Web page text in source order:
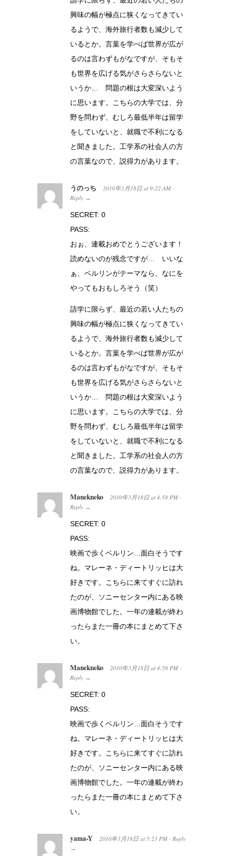
興味の幅が極点に狭くなってきてい
るようで、海外旅行者数も減少して
いるとか。言葉を学べば世界が広が
るのは言わずもがなですが、そもそ
も世界を広げる気がさらさらないと
いうか… 問題の根は大変深いよう
に思います。こちらの大学では、分
野を問わず、むしろ最低半年は留学
をしていないと、就職で不利になる
と聞きました。工学系の社会人の方
の言葉なので、説得力があります。
うのっち 2010年3月18日 at 9:22 AM ·
Reply →
SECRET: 0
PASS:
おぉ、連載おめでとうございます！
読めないのが残念ですが… いいな
ぁ、ベルリンがテーマなら、なにを
やってもおもしろそう（笑）
語学に限らず、最近の若い人たちの
興味の幅が極点に狭くなってきてい
るようで、海外旅行者数も減少して
いるとか。言葉を学べば世界が広が
るのは言わずもがなですが、そもそ
も世界を広げる気がさらさらないと
いうか… 問題の根は大変深いよう
に思います。こちらの大学では、分
野を問わず、むしろ最低半年は留学
をしていないと、就職で不利になる
と聞きました。工学系の社会人の方
の言葉なので、説得力があります。
Manekneko 2010年3月18日 at 4:58 PM ·
Reply →
SECRET: 0
PASS:
映画で歩くベルリン…面白そうです
ね。マレーネ・ディートリッヒは大
好きです。こちらに来てすぐに訪れ
たのが、ソニーセンター内にある映
画博物館でした。一年の連載が終わ
ったらまた一冊の本にまとめて下さ
い。
Manekneko 2010年3月18日 at 4:58 PM ·
Reply →
SECRET: 0
PASS:
映画で歩くベルリン…面白そうです
ね。マレーネ・ディートリッヒは大
好きです。こちらに来てすぐに訪れ
たのが、ソニーセンター内にある映
画博物館でした。一年の連載が終わ
ったらまた一冊の本にまとめて下さ
い。
yama-Y 2010年3月18日 at 5:23 PM · Reply
→